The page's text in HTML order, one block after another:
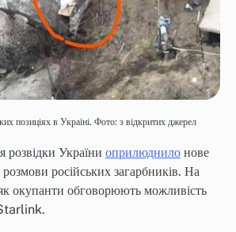
позиціях в Україні. Фото: з відкритих джерел
розвідки України оприлюднило нове
російських загарбників. На
як окупанти обговорюють можливість
Starlink.